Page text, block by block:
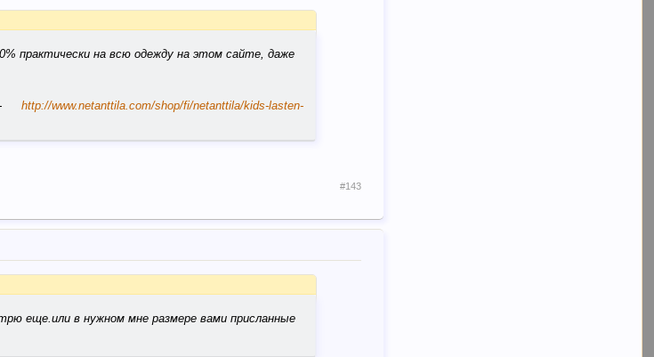
практически на всю одежду на этом сайте, даже
http://www.netanttila.com/shop/fi/netanttila/kids-lasten-
#143
еще.или в нужном мне размере вами присланные